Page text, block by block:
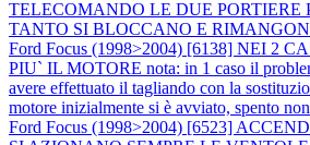
TELECOMANDO LE DUE PORTIERE
TANTO SI BLOCCANO E
Ford Focus (1998>2004) [6138] NEI 2
PIU` IL MOTORE nota: in 1 caso il
avere effettuato il tagliando con la
motore inizialmente si è avviato, spento
Ford Focus (1998>2004) [6523]